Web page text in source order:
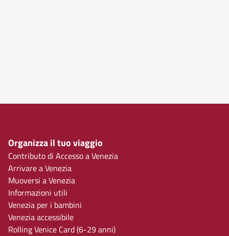
Organizza il tuo viaggio
Contributo di Accesso a Venezia
Arrivare a Venezia
Muoversi a Venezia
Informazioni utili
Venezia per i bambini
Venezia accessibile
Rolling Venice Card (6-29 anni)